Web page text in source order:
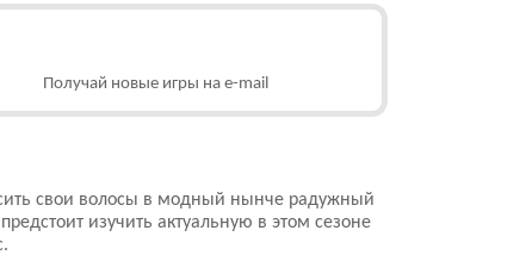
Получай новые игры на e-mail
свои волосы в модный нынче радужный
изучить актуальную в этом сезоне